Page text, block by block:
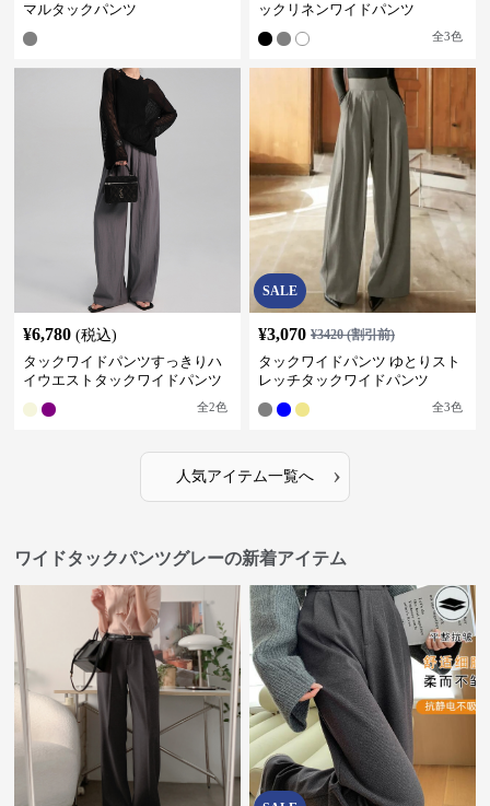
マルタックパンツ
ックリネンワイドパンツ
全3色
¥6,780 (税込)
タックワイドパンツすっきりハ
イウエストタックワイドパンツ
全2色
SALE
¥3,070 ¥3420(割引前)
タックワイドパンツ ゆとりスト
レッチタックワイドパンツ
全3色
人気アイテム一覧へ ›
ワイドタックパンツグレーの新着アイテム